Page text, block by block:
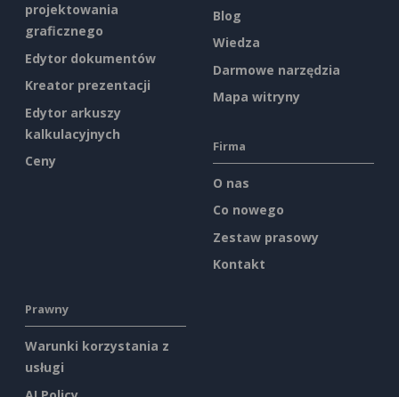
projektowania
graficznego
Edytor dokumentów
Kreator prezentacji
Edytor arkuszy
kalkulacyjnych
Ceny
Blog
Wiedza
Darmowe narzędzia
Mapa witryny
Firma
O nas
Co nowego
Zestaw prasowy
Kontakt
Prawny
Warunki korzystania z
usługi